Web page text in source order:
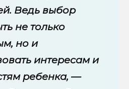
Ведь выбор
не только
но и
интересам и
ребенка, —